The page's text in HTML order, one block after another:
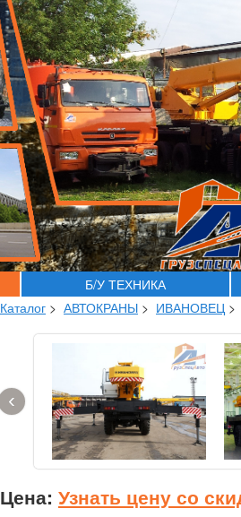
Б/У ТЕХНИКА
Каталог > АВТОКРАНЫ > ИВАНОВЕЦ >
‹
Цена: Узнать цену со